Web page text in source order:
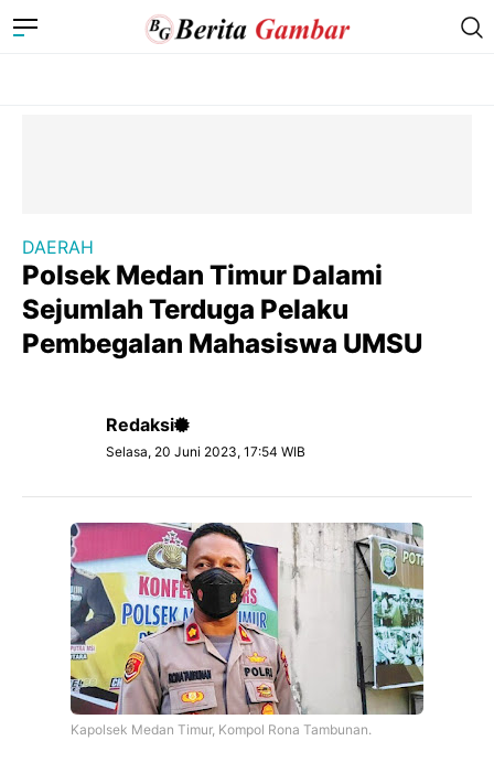
DAERAH
Polsek Medan Timur Dalami
Sejumlah Terduga Pelaku
Pembegalan Mahasiswa UMSU
Redaksi
Selasa, 20 Juni 2023, 17:54 WIB
Kapolsek Medan Timur, Kompol Rona Tambunan.